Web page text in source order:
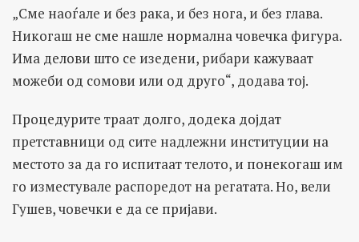
„Сме наоѓале и без рака, и без нога, и без глава.
Никогаш не сме нашле нормална човечка фигура.
Има делови што се изедени, рибари кажуваат
можеби од сомови или од друго“, додава тој.
Процедурите траат долго, додека дојдат
претставници од сите надлежни институции на
местото за да го испитаат телото, и понекогаш им
го изместувале распоредот на регатата. Но, вели
Гушев, човечки е да се пријави.